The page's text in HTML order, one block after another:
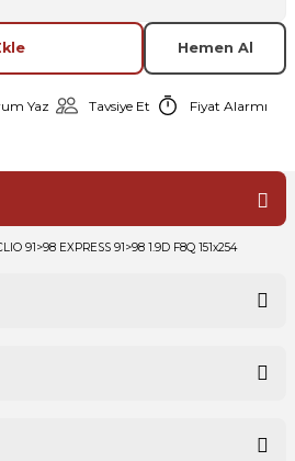
Hemen Al
Yaz Tavsiye Et Fiyat Alarmı
91>98 EXPRESS 91>98 1.9D F8Q 151x254